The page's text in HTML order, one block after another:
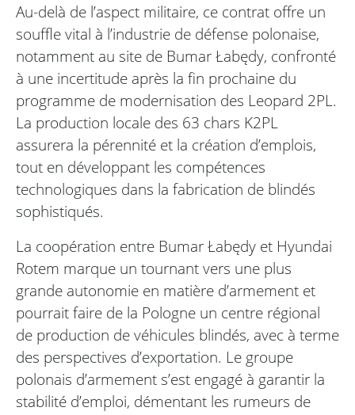
Au-delà de l’aspect militaire, ce contrat offre un
souffle vital à l’industrie de défense polonaise,
notamment au site de Bumar Łabędy, confronté
à une incertitude après la fin prochaine du
programme de modernisation des Leopard 2PL.
La production locale des 63 chars K2PL
assurera la pérennité et la création d’emplois,
tout en développant les compétences
technologiques dans la fabrication de blindés
sophistiqués.
La coopération entre Bumar Łabędy et Hyundai
Rotem marque un tournant vers une plus
grande autonomie en matière d’armement et
pourrait faire de la Pologne un centre régional
de production de véhicules blindés, avec à terme
des perspectives d’exportation. Le groupe
polonais d’armement s’est engagé à garantir la
stabilité d’emploi, démentant les rumeurs de